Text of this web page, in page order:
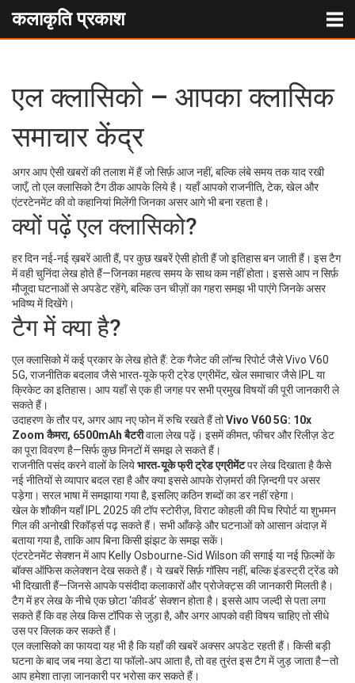
कलाकृति प्रकाश
एल क्‍लासिको – आपका क्लासिक
समाचार केंद्र
अगर आप ऐसी खबरों की तलाश में हैं जो सिर्फ़ आज नहीं, बल्कि लंबे समय तक याद रखी
जाएँ, तो एल क्लासिको टैग ठीक आपके लिये है। यहाँ आपको राजनीति, टेक, खेल और
एंटरटेनमेंट की वो कहानियां मिलेंगी जिनका असर आगे भी बना रहता है।
क्‍यों पढ़ें एल क्लासिको?
हर दिन नई‑नई ख़बरें आती हैं, पर कुछ खबरें ऐसी होती हैं जो इतिहास बन जाती हैं। इस टैग
में वही चुनिंदा लेख होते हैं—जिनका महत्व समय के साथ कम नहीं होता। इससे आप न सिर्फ़
मौजूदा घटनाओं से अपडेट रहेंगे, बल्कि उन चीज़ों का गहरा समझ भी पाएंगे जिनके असर
भविष्य में दिखेंगे।
टैग में क्या है?
एल क्लासिको में कई प्रकार के लेख होते हैं: टेक गैजेट की लॉन्च रिपोर्ट जैसे Vivo V60
5G, राजनीतिक बदलाव जैसे भारत‑यूके फ्री ट्रेड एग्रीमेंट, खेल समाचार जैसे IPL या
क्रिकेट का इतिहास। आप यहाँ से एक ही जगह पर सभी प्रमुख विषयों की पूरी जानकारी ले
सकते हैं।
उदाहरण के तौर पर, अगर आप नए फोन में रुचि रखते हैं तोVivo V60 5G: 10x
Zoom कैमरा, 6500mAh बैटरीवाला लेख पढ़ें। इसमें कीमत, फीचर और रिलीज़ डेट
का पूरा विवरण है—सिर्फ कुछ मिनटों में समझ ले सकते हैं।
राजनीति पसंद करने वालों के लियेभारत‑यूके फ्री ट्रेड एग्रीमेंटपर लेख दिखाता है कैसे
नई नीतियों से व्यापार बदल रहा है और क्या इससे आपके रोज़मर्रा की ज़िन्दगी पर असर
पड़ेगा। सरल भाषा में समझाया गया है, इसलिए कठिन शब्दों का डर नहीं रहेगा।
खेल के शौकीन यहाँ IPL 2025 की टॉप स्टोरीज़, विराट कोहली की पिच रिपोर्ट या शुभमन
गिल की अनोखी रिकॉर्ड्स पढ़ सकते हैं। सभी आँकड़े और घटनाओं को आसान अंदाज़ में
बताया गया है, ताकि आप बिना किसी झंझट के समझ सकें।
एंटरटेनमेंट सेक्शन में आप Kelly Osbourne‑Sid Wilson की सगाई या नई फ़िल्मों के
बॉक्स ऑफिस कलेक्शन देख सकते हैं। ये खबरें सिर्फ़ गॉसिप नहीं, बल्कि इंडस्ट्री ट्रेंड को
भी दिखाती हैं—जिनसे आपके पसंदीदा कलाकारों और प्रोजेक्ट्स की जानकारी मिलती है।
टैग में हर लेख के नीचे एक छोटा ‘कीवर्ड’ सेक्शन होता है। इससे आप जल्दी से पता लगा
सकते हैं कि वह लेख किस टॉपिक से जुड़ा है, और अगर आपको वही विषय चाहिए तो सीधे
उस पर क्लिक कर सकते हैं।
एल क्लासिको का फायदा यह भी है कि यहाँ की खबरें अक्सर अपडेट रहती हैं। किसी बड़ी
घटना के बाद जब नया डेटा या फॉलो‑अप आता है, तो वह तुरंत इस टैग में जुड़ जाता है—तो
आप हमेशा ताज़ा जानकारी पर भरोसा कर सकते हैं।